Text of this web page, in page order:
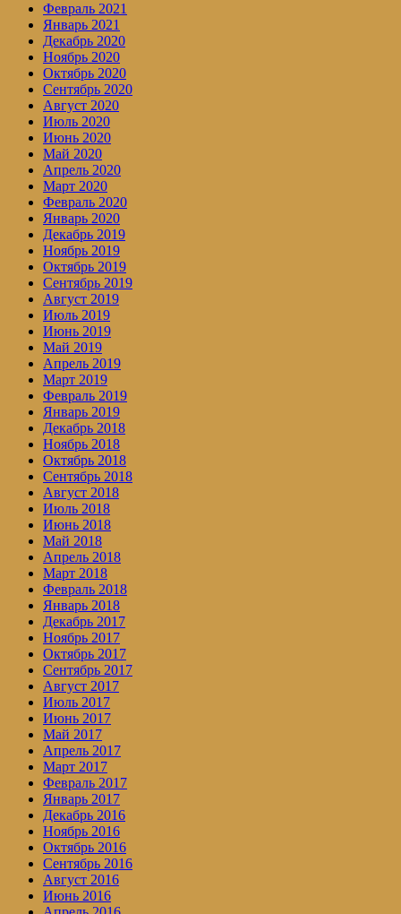
Февраль 2021
Январь 2021
Декабрь 2020
Ноябрь 2020
Октябрь 2020
Сентябрь 2020
Август 2020
Июль 2020
Июнь 2020
Май 2020
Апрель 2020
Март 2020
Февраль 2020
Январь 2020
Декабрь 2019
Ноябрь 2019
Октябрь 2019
Сентябрь 2019
Август 2019
Июль 2019
Июнь 2019
Май 2019
Апрель 2019
Март 2019
Февраль 2019
Январь 2019
Декабрь 2018
Ноябрь 2018
Октябрь 2018
Сентябрь 2018
Август 2018
Июль 2018
Июнь 2018
Май 2018
Апрель 2018
Март 2018
Февраль 2018
Январь 2018
Декабрь 2017
Ноябрь 2017
Октябрь 2017
Сентябрь 2017
Август 2017
Июль 2017
Июнь 2017
Май 2017
Апрель 2017
Март 2017
Февраль 2017
Январь 2017
Декабрь 2016
Ноябрь 2016
Октябрь 2016
Сентябрь 2016
Август 2016
Июнь 2016